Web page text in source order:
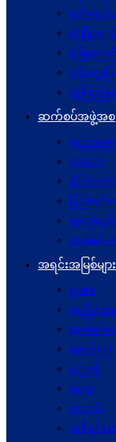
ဖက်ဒရယ်ရ
လုံခြုံရေး
ဖွံဖြိုးရေး
ပဋိပက္ခ‌ဖြ
ယုံကြည်မှု
ဆက်စပ်အဖွဲ့အစည်
ကုလသမဂ္ဂ
ASEAN
နိုင်ငံတကာ
ပြည်တွင်း
စေတနာ့ဝ
ဆက်စပ်
အရင်းအမြစ်များ
ဥပဒေ
အသိပညာပ
ဆက်စပ်စာ
ဆောင်းပါး
ဝတ္ထုတို
ကဗျာ
ကာတွန်း
အစီရင်ခံစ